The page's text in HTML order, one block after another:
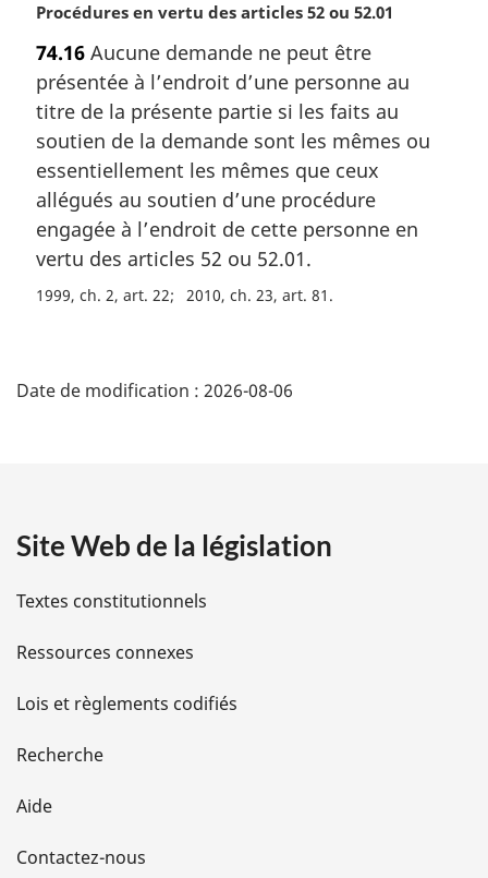
N
t
e
m
a
g
i
n
a
e
Procédures en vertu des articles 52 ou 52.01
74.16 Aucune demande ne peut être
présentée à l’endroit d’une personne au
titre de la présente partie si les faits au
soutien de la demande sont les mêmes ou
essentiellement les mêmes que ceux
allégués au soutien d’une procédure
engagée à l’endroit de cette personne en
vertu des articles 52 ou 52.01.
1999, ch. 2, art. 22 2010, ch. 23, art. 81
é
i
l
s
d
e
l
Date de modification : 2026-08-06
Site Web de la législation
Textes constitutionnels
Ressources connexes
Lois et règlements codifiés
Recherche
Aide
Contactez-nous